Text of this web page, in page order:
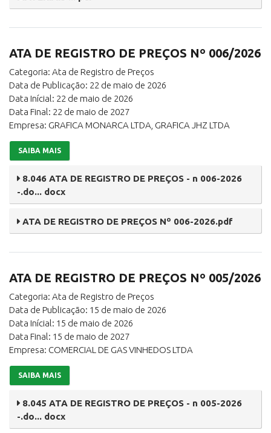
ATA DE REGISTRO DE PREÇOS Nº 006/2026
Categoria: Ata de Registro de Preços
Data de Publicação: 22 de maio de 2026
Data Inícial: 22 de maio de 2026
Data Final: 22 de maio de 2027
Empresa: GRAFICA MONARCA LTDA, GRAFICA JHZ LTDA
SAIBA MAIS
8.046 ATA DE REGISTRO DE PREÇOS - n 006-2026
-.do... docx
ATA DE REGISTRO DE PREÇOS Nº 006-2026.pdf
ATA DE REGISTRO DE PREÇOS Nº 005/2026
Categoria: Ata de Registro de Preços
Data de Publicação: 15 de maio de 2026
Data Inícial: 15 de maio de 2026
Data Final: 15 de maio de 2027
Empresa: COMERCIAL DE GAS VINHEDOS LTDA
SAIBA MAIS
8.045 ATA DE REGISTRO DE PREÇOS - n 005-2026
-.do... docx